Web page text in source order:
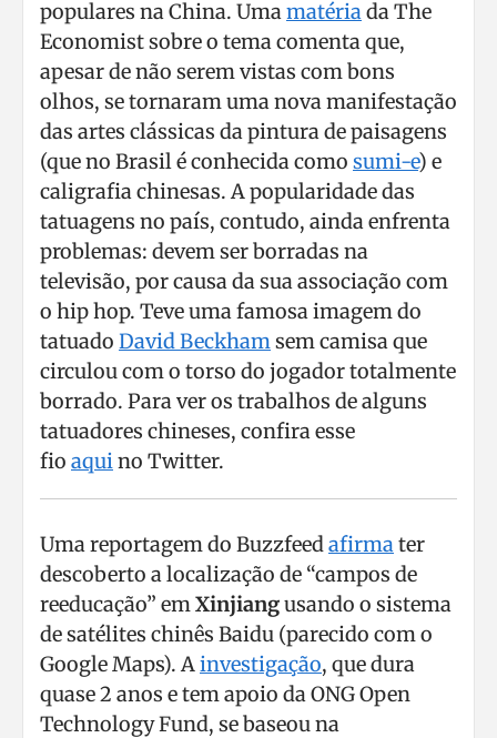
populares na China. Umamatériada The
Economist sobre o tema comenta que,
apesar de não serem vistas com bons
olhos, se tornaram uma nova manifestação
das artes clássicas da pintura de paisagens
(que no Brasil é conhecida como sumi-e) e
caligrafia chinesas. A popularidade das
tatuagens no país, contudo, ainda enfrenta
problemas: devem ser borradas na
televisão, por causa da sua associação com
o hip hop. Teve uma famosa imagem do
tatuado David Beckhamsem camisa que
circulou com o torso do jogador totalmente
borrado. Para ver os trabalhos de alguns
tatuadores chineses, confira esse
fio aquino Twitter.
Uma reportagem do Buzzfeedafirmater
descoberto a localização de “campos de
reeducação” emXinjiangusando o sistema
de satélites chinês Baidu (parecido com o
Google Maps). Ainvestigação, que dura
quase 2 anos e tem apoio da ONG Open
Technology Fund, se baseou na